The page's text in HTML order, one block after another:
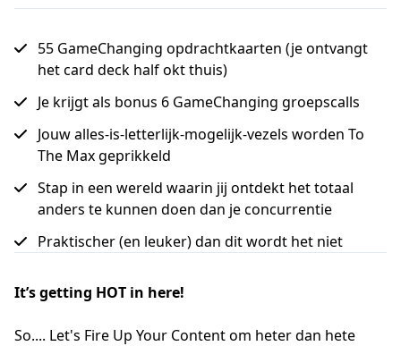
55 GameChanging opdrachtkaarten (je ontvangt
het card deck half okt thuis)
Je krijgt als bonus 6 GameChanging groepscalls
Jouw alles-is-letterlijk-mogelijk-vezels worden To
The Max geprikkeld
Stap in een wereld waarin jij ontdekt het totaal
anders te kunnen doen dan je concurrentie
Praktischer (en leuker) dan dit wordt het niet
It’s getting HOT in here!
So.... Let's Fire Up Your Content om heter dan hete